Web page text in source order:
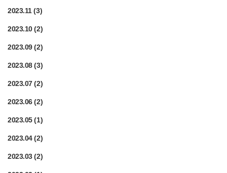
2023.11(3)
2023.10(2)
2023.09(2)
2023.08(3)
2023.07(2)
2023.06(2)
2023.05(1)
2023.04(2)
2023.03(2)